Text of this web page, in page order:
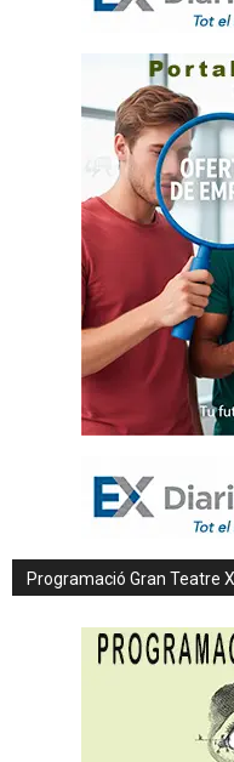
Programació Gran Teatre